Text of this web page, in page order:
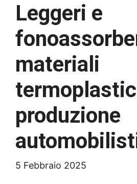
Leggeri e
materiali
produzione
5 Febbraio 2025